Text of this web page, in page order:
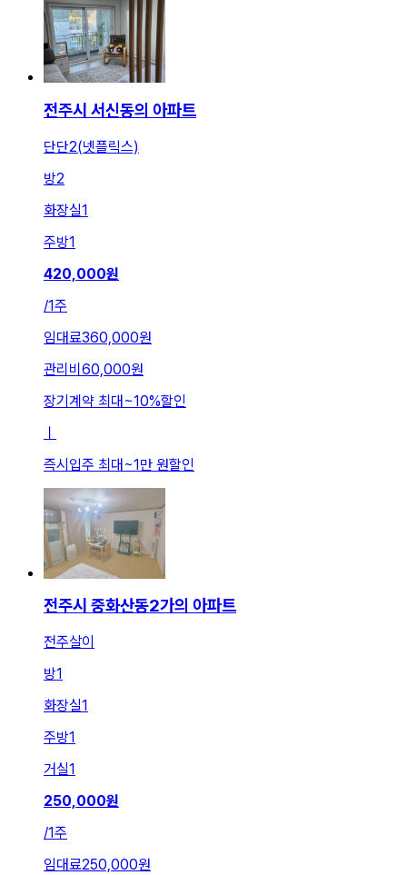
전주시 서신동의 아파트
단단2(넷플릭스)
방2
화장실1
주방1
420,000원
/1주
임대료360,000원
관리비 60,000원
장기계약 최대~10%할인
ㅣ
즉시입주 최대~1만 원할인
전주시 중화산동2가의 아파트
전주살이
방1
화장실1
주방1
거실1
250,000원
/1주
임대료250,000원